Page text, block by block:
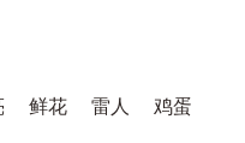
鲜花 雷人 鸡蛋